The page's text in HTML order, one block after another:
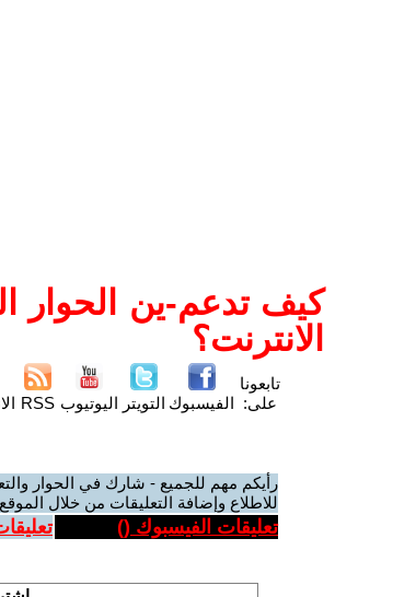
كيف تدعم-ين الحوار
الانترنت؟
تابعونا
على: الفيسبوك التويتر اليوتيوب RSS
رأيكم مهم للجميع - شارك في الحوار
للاطلاع وإضافة التعليقات من خلال
تعليقات الفيسبوك ()